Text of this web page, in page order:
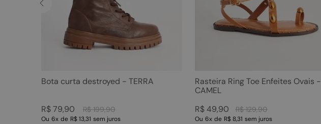
Bota curta destroyed - TERRA
R$ 199,90
R$ 79,90
Ou 6x de R$ 13,31 sem juros
Rasteira Ring Toe Enfeites Ovais -
CAMEL
R$ 129,90
R$ 49,90
Ou 6x de R$ 8,31 sem juros